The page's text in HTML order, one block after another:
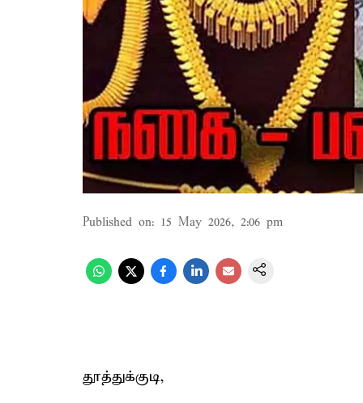
Published on: 15 May 2026, 2:06 pm
தூத்துக்குடி,